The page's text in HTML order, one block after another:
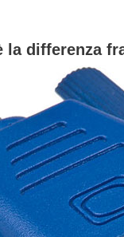
la differenza